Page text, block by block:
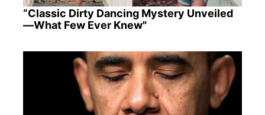
“Classic Dirty Dancing Mystery Unveiled
—What Few Ever Knew"